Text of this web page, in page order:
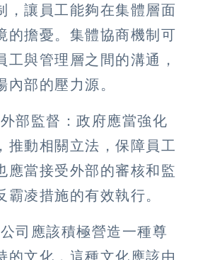
，讓員工能夠在集體層面
的擔憂。集體協商機制可
工與管理層之間的溝通，
內部的壓力源。
部監督：政府應當強化
推動相關立法，保障員工
應當接受外部的審核和監
霸凌措施的有效執行。
司應該積極營造一種尊
的文化，這種文化應該由